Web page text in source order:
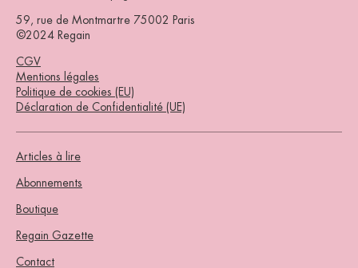
59, rue de Montmartre 75002 Paris
©2024 Regain
CGV
Mentions légales
Politique de cookies (EU)
Déclaration de Confidentialité (UE)
Articles à lire
Abonnements
Boutique
Regain Gazette
Contact